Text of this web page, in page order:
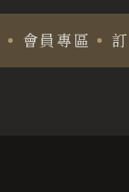
會員專區